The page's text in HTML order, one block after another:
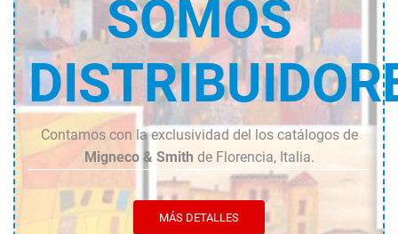
SOMOS
Contamos con la exclusividad del los catálogos de
Migneco & Smith de Florencia, Italia.
MÁS DETALLES